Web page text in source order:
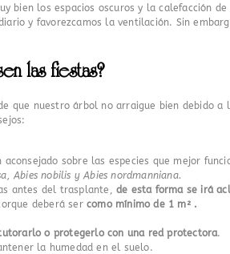
bien los espacios oscuros y la calefacción
y favorezcamos la ventilación. Sin
las fiestas?
que nuestro árbol no arraigue bien debido
sobre las especies que mejor
Abies nobilis y Abies nordmanniana.
antes del trasplante,de esta forma se irá
deberá sercomo mínimo de 1 m² .
o protegerlo con una red protectora.
la humedad en el suelo.